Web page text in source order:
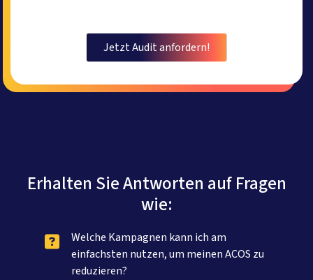
Jetzt Audit anfordern!
Erhalten Sie Antworten auf Fragen
wie:
Welche Kampagnen kann ich am
einfachsten nutzen, um meinen ACOS zu
reduzieren?